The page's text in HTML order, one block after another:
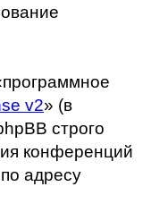
v2» (в
строго
конференций
адресу